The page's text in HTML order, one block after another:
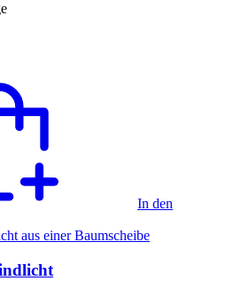
In den